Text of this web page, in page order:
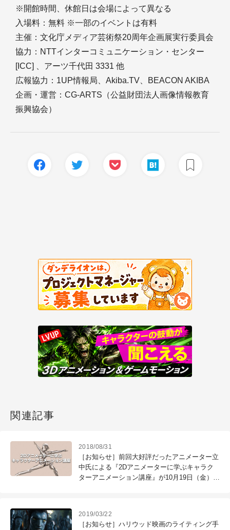
※開館時間、休館日は会場によって異なる
入場料：無料 ※一部のイベントは有料
主催：文化庁メディア芸術祭20周年企画展実行委員会
協力：NTTインターコミュニケーション・センター
[ICC] 、アーツ千代田 3331 他
広報協力：1UP情報局、Akiba.TV、BEACON AKIBA
企画・運営：CG-ARTS（公益財団法人画像情報教育
振興協会）
関連記事
2018/08/31
［お知らせ］前回大好評だったアニメーター立
中氏による『2Dアニメーターに学ぶキャラク
ターアニメーション講座』が10月19日（金）に
2019/03/22
［お知らせ］ハリウッド映画のライティング手